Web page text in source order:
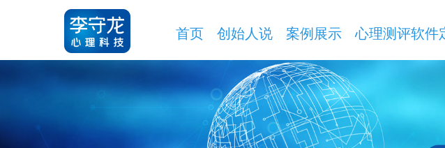
首页 创始人说 案例展示 心理测评软件